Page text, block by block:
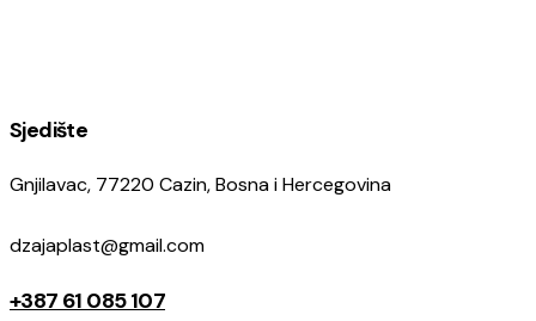
Sjedište
Gnjilavac, 77220 Cazin, Bosna i Hercegovina
dzajaplast@gmail.com
+387 61 085 107